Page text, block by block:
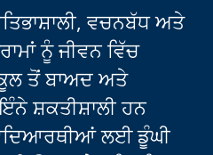
ਵਚਨਬੱਧ ਅਤੇ
ਨੂੰ ਜੀਵਨ ਵਿੱਚ
ਤੋਂ ਬਾਅਦ ਅਤੇ
ਸ਼ਕਤੀਸ਼ਾਲੀ ਹਨ
ਲਈ ਡੂੰਘੀ